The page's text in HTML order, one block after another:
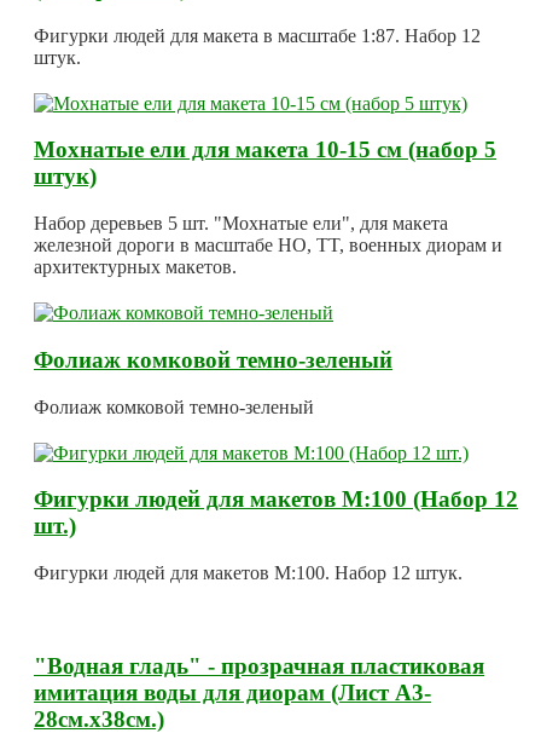
Фигурки людей для макета в масштабе 1:87. Набор 12
штук.
Мохнатые ели для макета 10-15 см (набор 5
штук)
Набор деревьев 5 шт. "Мохнатые ели", для макета
железной дороги в масштабе HO, TT, военных диорам и
архитектурных макетов.
Фолиаж комковой темно-зеленый
Фолиаж комковой темно-зеленый
Фигурки людей для макетов М:100 (Набор 12
шт.)
Фигурки людей для макетов М:100. Набор 12 штук.
"Водная гладь" - прозрачная пластиковая
имитация воды для диорам (Лист А3-
28см.х38см.)